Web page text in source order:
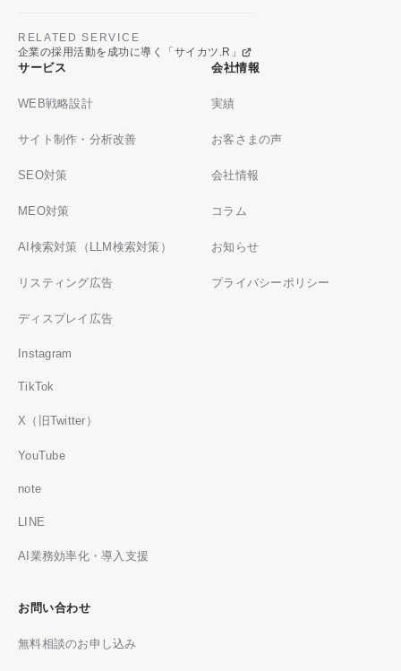
RELATED SERVICE
企業の採用活動を成功に導く「サイカツ.R」
サービス
WEB戦略設計
サイト制作・分析改善
SEO対策
MEO対策
AI検索対策（LLM検索対策）
リスティング広告
ディスプレイ広告
Instagram
TikTok
X（旧Twitter）
YouTube
note
LINE
AI業務効率化・導入支援
会社情報
実績
お客さまの声
会社情報
コラム
お知らせ
プライバシーポリシー
お問い合わせ
無料相談のお申し込み